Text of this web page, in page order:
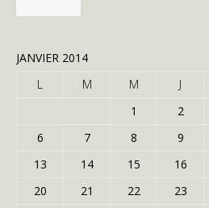
JANVIER 2014
L
M M J
1
2
6
7 8 9
13
14 15 16
20
21 22 23